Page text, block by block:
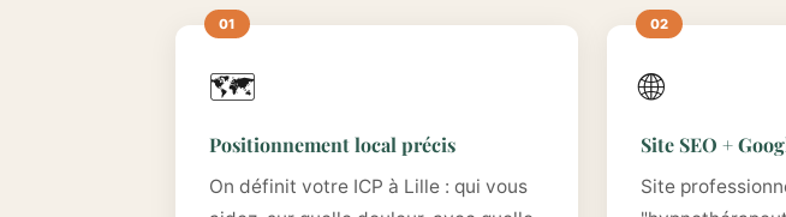
🗺️
Positionnement local précis
On définit votre ICP à Lille : qui vous
🌐
Site SEO +
Site